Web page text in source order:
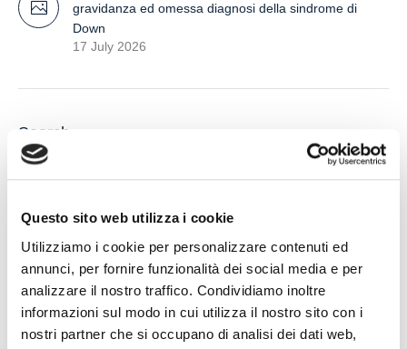
Questo sito web utilizza i cookie
Utilizziamo i cookie per personalizzare contenuti ed
annunci, per fornire funzionalità dei social media e per
analizzare il nostro traffico. Condividiamo inoltre
informazioni sul modo in cui utilizza il nostro sito con i
nostri partner che si occupano di analisi dei dati web,
gravidanza ed omessa diagnosi della sindrome di
Down
17 July 2026
Search
Recent Posts
IL DDL S.1595: NUOVE REGOLE SULLA CHIUSURA DEI